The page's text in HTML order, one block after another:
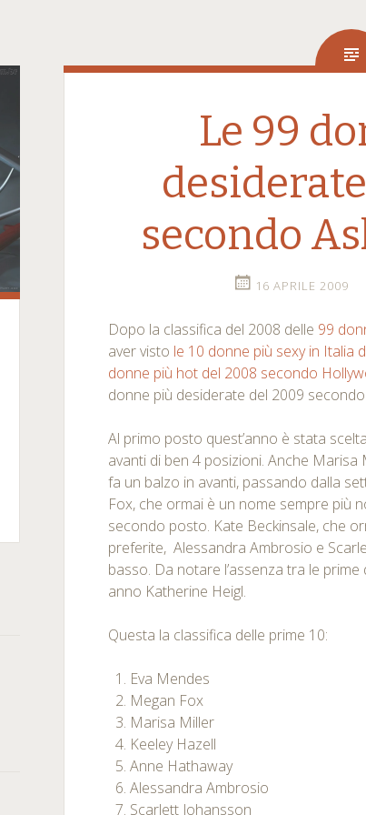
Le 99
secondo
16 APRILE 2009
Dopo la classifica del 2008 delle 99
aver visto le 10 donne più sexy in Italia
donne più hot del 2008 secondo
donne più desiderate del 2009
Al primo posto quest’anno è stata
avanti di ben 4 posizioni. Anche
fa un balzo in avanti, passando dalla
Fox, che ormai è un nome sempre più
secondo posto. Kate Beckinsale, che
preferite, Alessandra Ambrosio e
basso. Da notare l’assenza tra le
anno Katherine Heigl.
Questa la classifica delle prime 10:
Eva Mendes
Megan Fox
Marisa Miller
Keeley Hazell
Anne Hathaway
Alessandra Ambrosio
Scarlett Johansson